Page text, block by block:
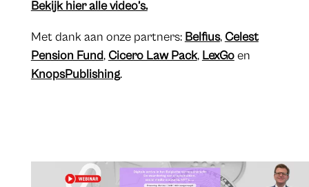
Bekijk hier alle video’s.
Met dank aan onze partners: Belfius, Celest
Pension Fund, Cicero Law Pack, LexGoen
KnopsPublishing.